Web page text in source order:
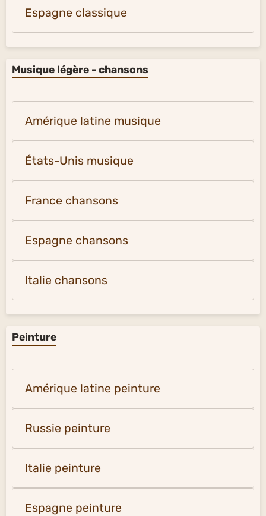
Espagne classique
Musique légère - chansons
Amérique latine musique
États-Unis musique
France chansons
Espagne chansons
Italie chansons
Peinture
Amérique latine peinture
Russie peinture
Italie peinture
Espagne peinture